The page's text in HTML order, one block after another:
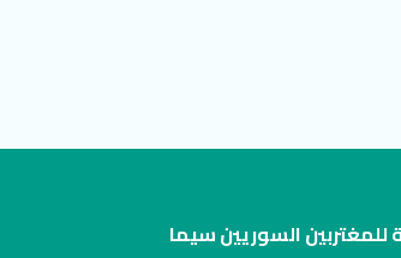
للمغتربين السوريين سيما